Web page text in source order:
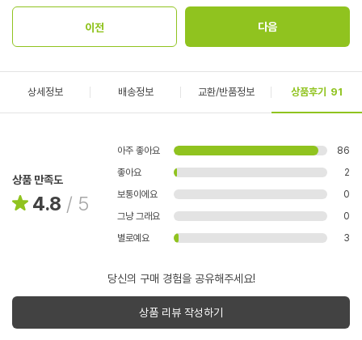
상세정보 배송정보 교환/반품정보 상품후기 91
상품 만족도
4.8 / 5
아주 좋아요
86
좋아요
2
보통이에요
0
그냥 그래요
0
별로예요
3
당신의 구매 경험을 공유해주세요!
상품 리뷰 작성하기